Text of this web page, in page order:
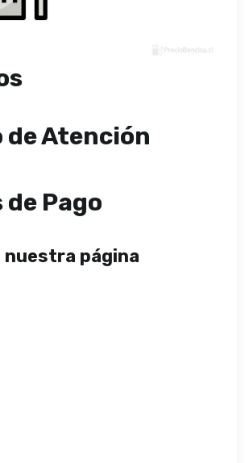
de Atención
Pago
nuestra página